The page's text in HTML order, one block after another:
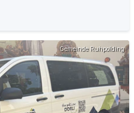
Gemeinde Ruhpolding